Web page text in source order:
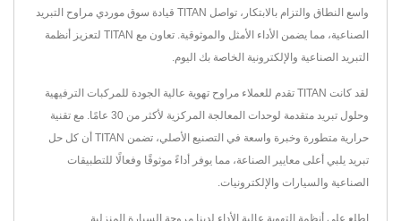
واسع النطاق والتزام بالابتكار، تواصل TITAN قيادة سوق موردي مراوح التبريد
الصناعية، مما يضمن الأداء الأمثل والموثوقية. تعاون مع TITAN لتعزيز أنظمة
التبريد الصناعية والإلكترونية الخاصة بك اليوم.
لقد كانت TITAN تقدم للعملاء مراوح تهوية عالية الجودة للمركبات الترفيهية
وحلول تبريد متقدمة لوحدات المعالجة المركزية لأكثر من 30 عامًا. مع تقنية
حرارية متطورة وخبرة واسعة في التصنيع الأصلي، تضمن TITAN أن كل حل
تبريد يلبي أعلى معايير الصناعة، مما يوفر أداءً موثوقًا وفعالًا للتطبيقات
الصناعية والسيارات والإلكترونيات.
اطلع على أنظمة التهوية عالية الأداء لدينا مروحة السيارة المنزلية,